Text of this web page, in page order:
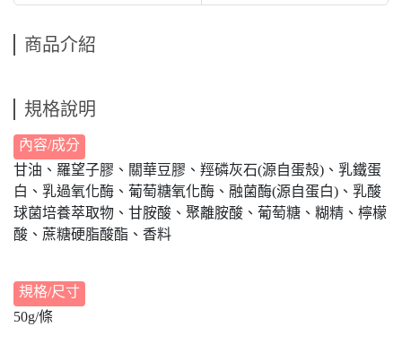
商品介紹
規格說明
內容/成分
甘油、羅望子膠、關華豆膠、羥磷灰石(源自蛋殼)、乳鐵蛋
白、乳過氧化酶、葡萄糖氧化酶、融菌酶(源自蛋白)、乳酸
球菌培養萃取物、甘胺酸、聚離胺酸、葡萄糖、糊精、檸檬
酸、蔗糖硬脂酸酯、香料
規格/尺寸
50g/條